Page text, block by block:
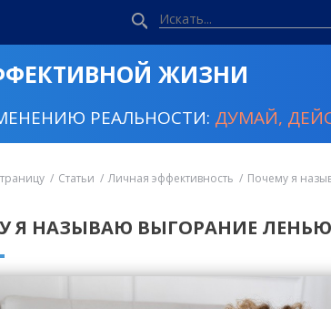
ЖИЗНИ
РЕАЛЬНОСТИ: ДУМАЙ,
Статьи Личная эффективность Почему я
Я НАЗЫВАЮ ВЫГОРАНИЕ ЛЕНЬЮ